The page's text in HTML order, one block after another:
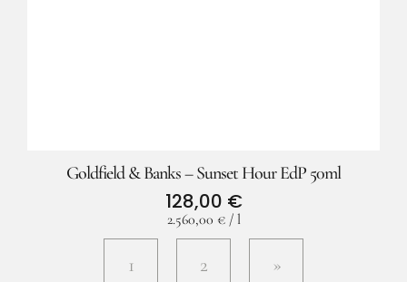
Goldfield & Banks – Sunset Hour EdP 50ml
128,00 €
2.560,00 €/ l
1 2